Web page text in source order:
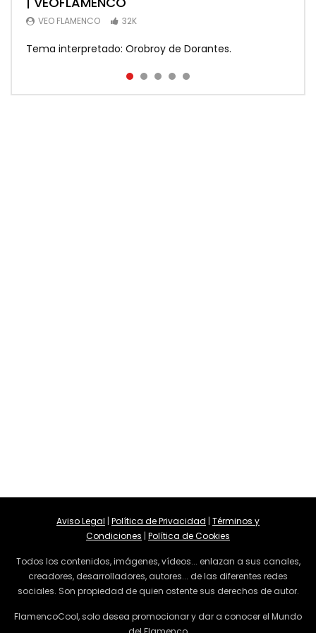
VEO FLAMENCO 32K
Tema interpretado: Orobroy de Dorantes.
MEMORANDA 15.4K
VEO FLAMENCO 14.9K
VEO FLAMENCO 13.4K
Aviso Legal | Política de Privacidad | Términos y
Condiciones | Política de Cookies
Todos los contenidos, imágenes, vídeos... enlazan a sus canales,
creadores, desarrolladores, autores... de las diferentes redes
sociales. Son propiedad de quien ostente sus derechos de autor.
FlamencoCool, solo desea promocionar y dar a conocer el Mundo